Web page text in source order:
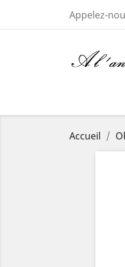
Appelez-
Accueil